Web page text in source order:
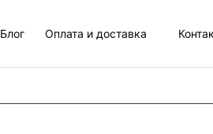
Блог Оплата и доставка